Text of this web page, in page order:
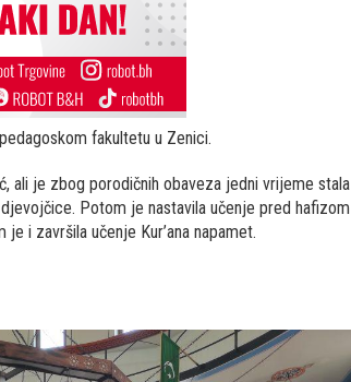
fakultetu u Zenici.
ali je zbog porodičnih obaveza jedni vrijeme stala
Potom je nastavila učenje pred hafizom
i završila učenje Kur’ana napamet.